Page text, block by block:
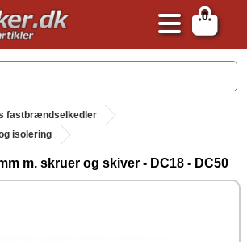
0
fastbrændselkedler
isolering
m. skruer og skiver - DC18 - DC50